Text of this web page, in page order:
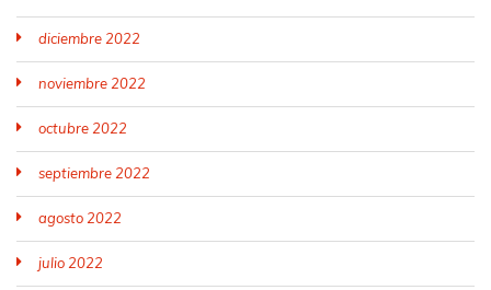
diciembre 2022
noviembre 2022
octubre 2022
septiembre 2022
agosto 2022
julio 2022